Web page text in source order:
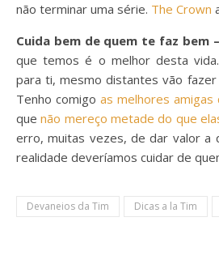
não terminar uma série. The Crown
Cuida bem de quem te faz bem
que temos é o melhor desta
para ti, mesmo distantes vão
Tenho comigo as melhores
quenão mereço metade do que
erro, muitas vezes, de dar valor a
realidade deveríamos cuidar de
Devaneios da Tim Dicas a la Tim